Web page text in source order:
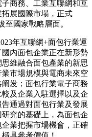
商務、工業互聯網和互
展國際市場，正式
至國家戰略層面。
年互聯網+面包行業運
內面包企業正在新形勢
維融合面包產業的新思
市場規模與電商未來空
发；面包行業電子商務
及企業入駐選擇以及企
通過對面包行業及發展
究的基礎上，為面包企
業把握市場機會，正確
具參考價值！